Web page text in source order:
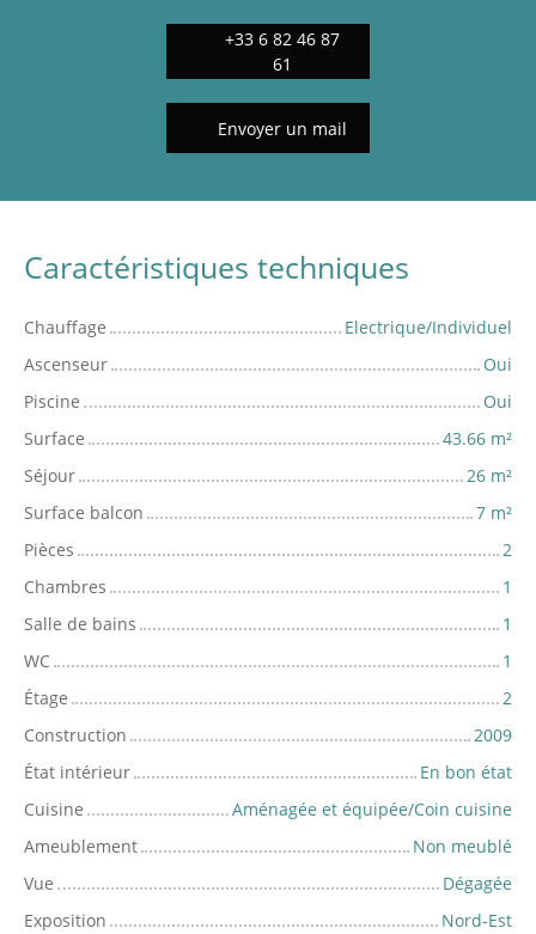
+33 6 82 46 87
61
Envoyer un mail
Caractéristiques techniques
Chauffage
Electrique/Individuel
Ascenseur
Oui
Piscine
Oui
Surface
43.66 m²
Séjour
26 m²
Surface balcon
7 m²
Pièces
2
Chambres
1
Salle de bains
1
WC
1
Étage
2
Construction
2009
État intérieur
En bon état
Cuisine
Aménagée et équipée/Coin cuisine
Ameublement
Non meublé
Vue
Dégagée
Exposition
Nord-Est